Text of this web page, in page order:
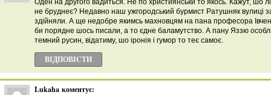
Оден на другого вадиться. Не по християнськи то якось. Кажут, шо
не бруднеє? Недавно наш ужгородський бурмист Ратушняк вулиці
здійняли. А ще недобре якимсь махновцям на пана професора
би порядне шось писали, а то єдне баламутство. А пану Яззю
темний русин, відатиму, шо іронія і гумор то теє самоє.
ВІДПОВІCТИ
Lukaha коментує: